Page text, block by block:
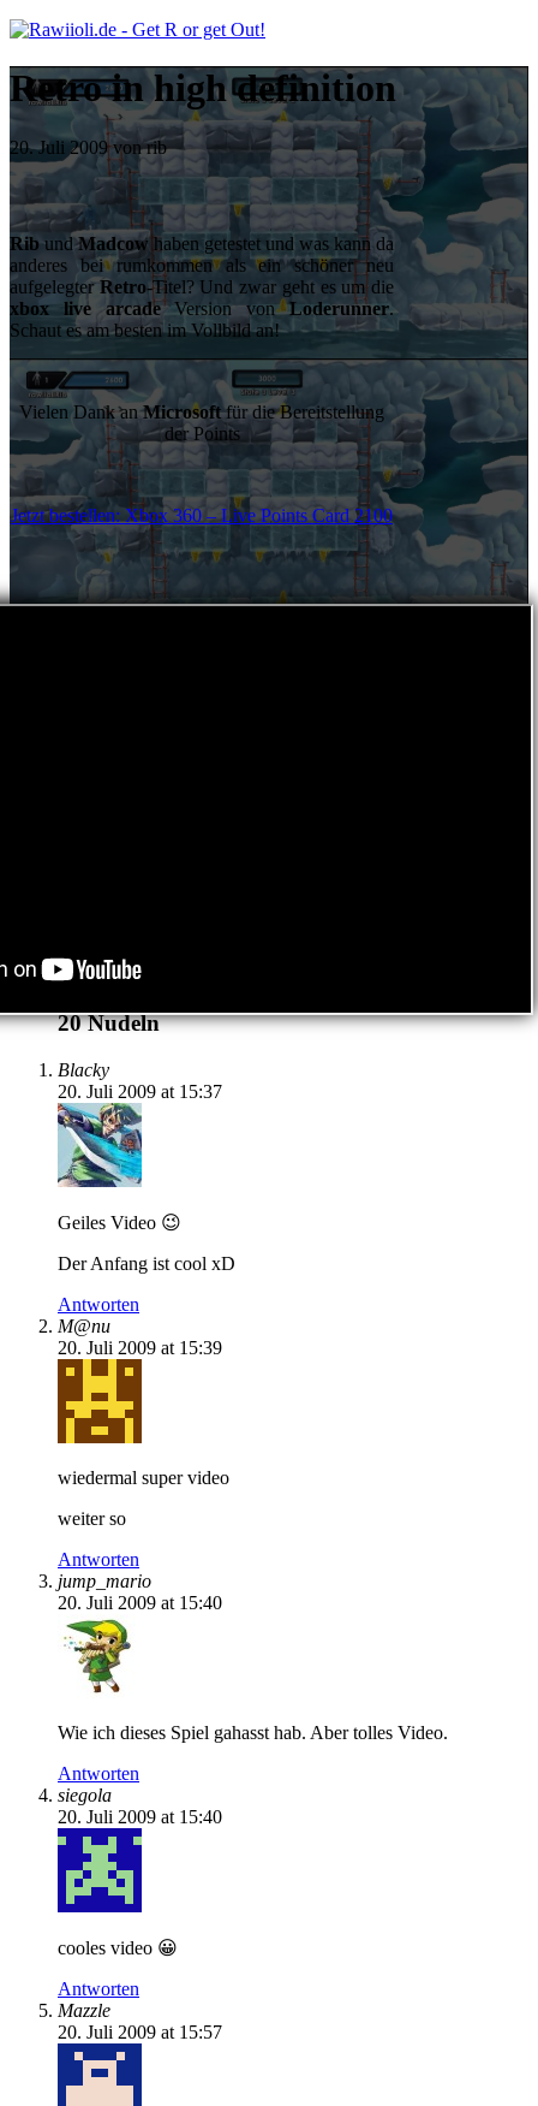
Retro in high definition
20. Juli 2009 von rib
Rib undMadcow haben getestet und was kann da
anderes bei rumkommen als ein schöner neu
aufgelegterRetro-Titel? Und zwar geht es um die
xbox live arcadeVersion vonLoderunner.
Schaut es am besten im Vollbild an!
Vielen Dank anMicrosoftfür die Bereitstellung
der Points
Jetzt bestellen: Xbox 360 – Live Points Card 2100
20Nudeln
Blacky
20. Juli 2009 at 15:37
Geiles Video 😉
Der Anfang ist cool xD
Antworten
M@nu
20. Juli 2009 at 15:39
wiedermal super video
weiter so
Antworten
jump_mario
20. Juli 2009 at 15:40
Wie ich dieses Spiel gahasst hab. Aber tolles Video.
Antworten
siegola
20. Juli 2009 at 15:40
cooles video 😀
Antworten
Mazzle
20. Juli 2009 at 15:57